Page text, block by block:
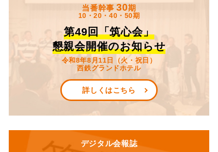
当番幹事30期
10・20・40・50期
第49回「筑心会」
懇親会開催のお知らせ
令和8年8月11日（火・祝日）
西鉄グランドホテル
詳しくはこちら
デジタル会報誌